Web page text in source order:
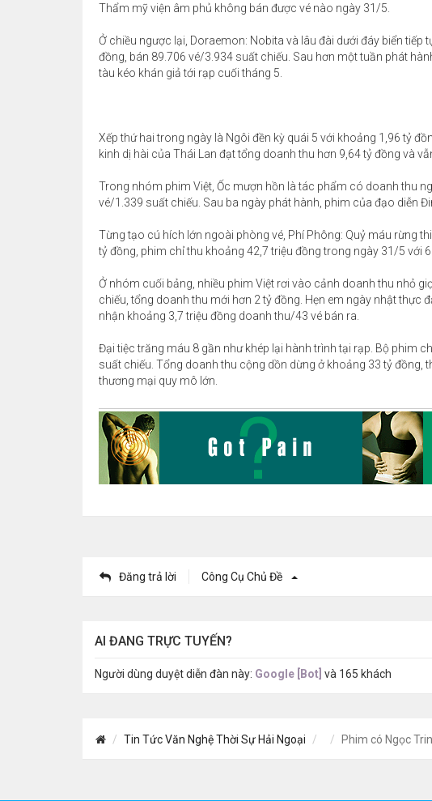
Thẩm mỹ viện âm phủ không bán được vé nào ngày 31/5.
Ở chiều ngược lại, Doraemon: Nobita và lâu đài dưới đáy biển
đồng, bán 89.706 vé/3.934 suất chiếu. Sau hơn một tuần phát
tàu kéo khán giả tới rạp cuối tháng 5.
Xếp thứ hai trong ngày là Ngôi đền kỳ quái 5 với khoảng 1,96 tỷ
kinh dị hài của Thái Lan đạt tổng doanh thu hơn 9,64 tỷ đồng và
Trong nhóm phim Việt, Ốc mượn hồn là tác phẩm có doanh thu
vé/1.339 suất chiếu. Sau ba ngày phát hành, phim của đạo diễn
Từng tạo cú hích lớn ngoài phòng vé, Phí Phông: Quỷ máu rừng
tỷ đồng, phim chỉ thu khoảng 42,7 triệu đồng trong ngày 31/5 với
Ở nhóm cuối bảng, nhiều phim Việt rơi vào cảnh doanh thu nhỏ
chiếu, tổng doanh thu mới hơn 2 tỷ đồng. Hẹn em ngày nhật thực
nhận khoảng 3,7 triệu đồng doanh thu/43 vé bán ra.
Đại tiệc trăng máu 8 gần như khép lại hành trình tại rạp. Bộ phim
suất chiếu. Tổng doanh thu cộng dồn dừng ở khoảng 33 tỷ
thương mại quy mô lớn.
Đăng trả lời Công Cụ Chủ Đề
AI ĐANG TRỰC TUYẾN?
Người dùng duyệt diễn đàn này: Google [Bot] và 165 khách
Tin Tức Văn Nghệ Thời Sự Hải Ngoại Phim có Ngọc